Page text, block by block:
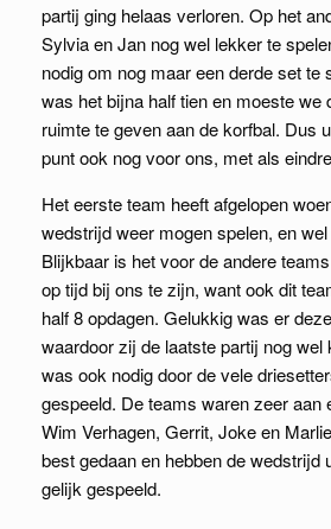
partij ging helaas verloren. Op het
Sylvia en Jan nog wel lekker te
nodig om nog maar een derde set te
was het bijna half tien en moeste we
ruimte te geven aan de korfbal. Dus
punt ook nog voor ons, met als
Het eerste team heeft afgelopen
wedstrijd weer mogen spelen, en wel
Blijkbaar is het voor de andere
op tijd bij ons te zijn, want ook dit
half 8 opdagen. Gelukkig was er
waardoor zij de laatste partij nog wel
was ook nodig door de vele
gespeeld. De teams waren zeer aan
Wim Verhagen, Gerrit, Joke en
best gedaan en hebben de wedstrijd
gelijk gespeeld.